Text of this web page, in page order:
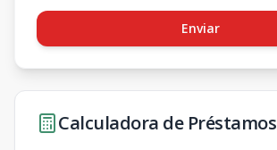
Enviar
Calculadora de Préstamos